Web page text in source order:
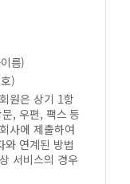
름)
)
원은 상기 1항
, 우편, 팩스 등
사에 제출하여
와 연계된 방법
서비스의 경우